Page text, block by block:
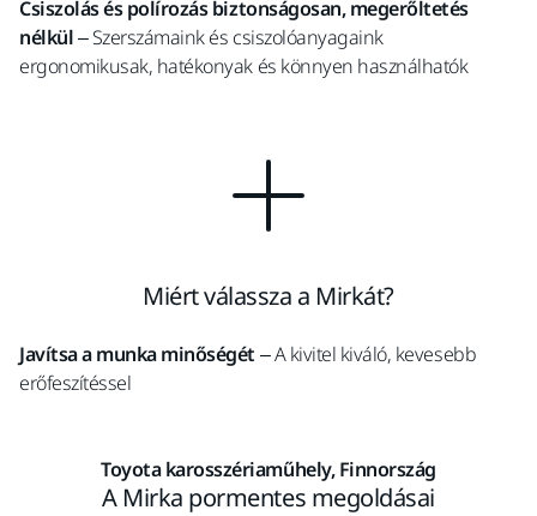
Csiszolás és polírozás biztonságosan, megerőltetés
nélkül– Szerszámaink és csiszolóanyagaink
ergonomikusak, hatékonyak és könnyen használhatók
Miért válassza a Mirkát?
Javítsa a munka minőségét – A kivitel kiváló, kevesebb
erőfeszítéssel
Toyota karosszériaműhely, Finnország
A Mirka pormentes megoldásai